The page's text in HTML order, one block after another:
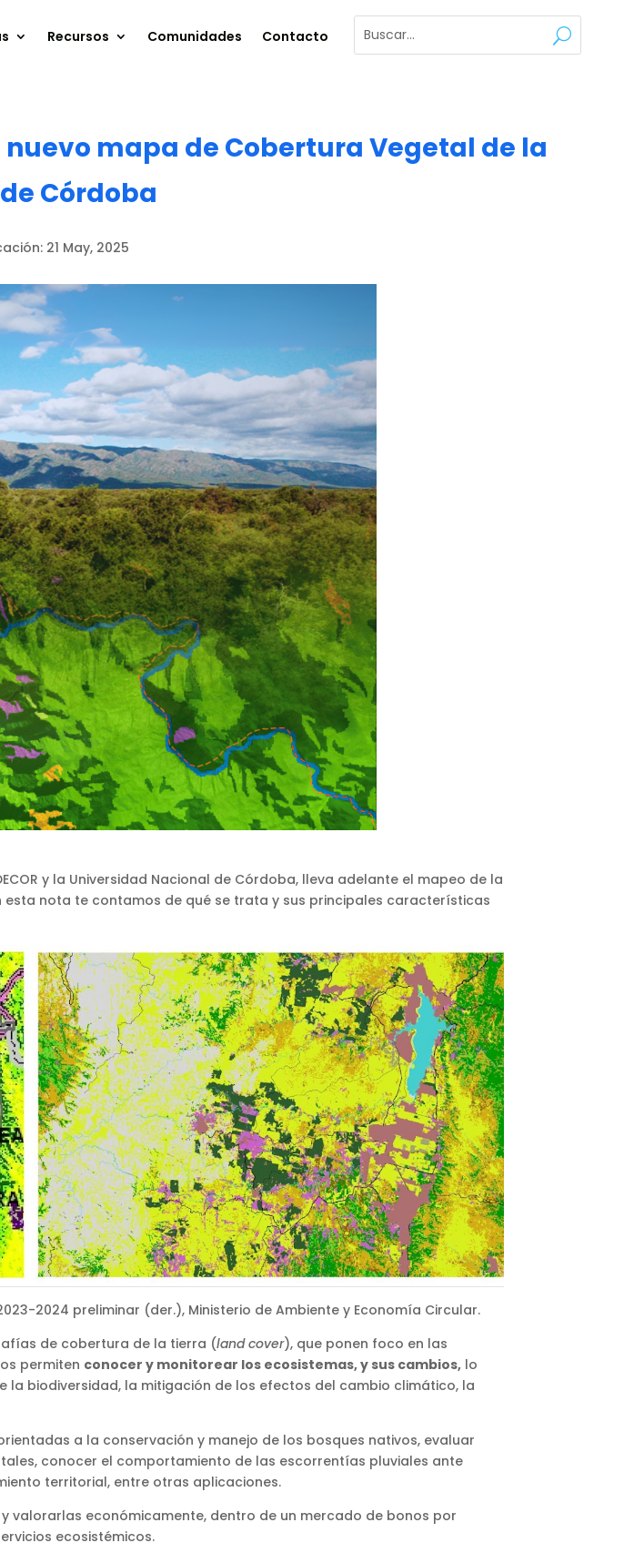
Recursos Comunidades Contacto
mapa de Cobertura Vegetal de la
Córdoba
21 May, 2025
y la Universidad Nacional de Córdoba, lleva adelante el mapeo de la
nota te contamos de qué se trata y sus principales características
2024 preliminar (der.), Ministerio de Ambiente y Economía Circular.
de cobertura de la tierra (land cover), que ponen foco en las
permiten conocer y monitorear los ecosistemas, y sus cambios, lo
biodiversidad, la mitigación de los efectos del cambio climático, la
a la conservación y manejo de los bosques nativos, evaluar
conocer el comportamiento de las escorrentías pluviales ante
territorial, entre otras aplicaciones.
valorarlas económicamente, dentro de un mercado de bonos por
ecosistémicos.